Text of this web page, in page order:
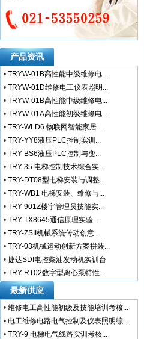
产品资讯
• TRYW-01B高性能中级维修电...
• TRYW-01D维修电工仪表照明...
• TRYW-01B高性能中级维修电...
• TRYW-01A高性能初级维修电...
• TRY-WLD6 物联网智能家居...
• TRY-YY8液压PLC控制实训...
• TRY-BS6液压PLC控制与变...
• TRY-35 电梯控制技术综合实...
• TRY-DT08型电梯安装与调整...
• TRY-WB1 电梯安装、维修与...
• TRY-901Z楼宇管理员技能实...
• TRY-TX8645通信原理实验...
• TRY-ZSII机械系统传动创意...
• TRY-03机械运动创新方案拼装...
• 捷达SDI电控柴油发动机实训台
• TRY-RT02数字型离心泵特性...
最新供应
• 维修电工高性能初级及技能培训考核...
• 电工维修电路电气控制及仪表照明综...
• TRY-9 电梯电气线路实训考核...